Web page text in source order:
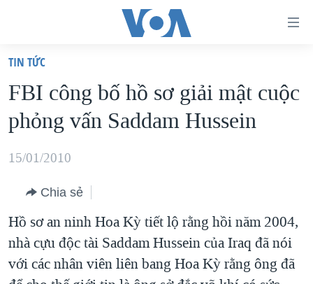
truy
cập
Tới
dung
chính
điều
hướng
chính
VIỆT NAM
HOA KỲ
BIỂN ĐÔNG
BLOG
DIỄN ĐÀN
MỤC
TỰ DO BÁO CHÍ
CHUYÊN ĐỀ
TIN TỨC
FBI công bố hồ sơ giải mật cuộc
phỏng vấn Saddam Hussein
15/01/2010
Chia sẻ
Hồ sơ an ninh Hoa Kỳ tiết lộ rằng hồi năm 2004,
nhà cựu độc tài Saddam Hussein của Iraq đã nói
với các nhân viên liên bang Hoa Kỳ rằng ông đã